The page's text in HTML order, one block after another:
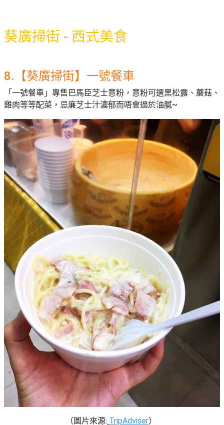
葵廣掃街 - 西式美食
8.【葵廣掃街】一號餐車
「一號餐車」專售巴馬臣芝士意粉，意粉可選黑松露、蘑菇、
雞肉等等配菜，忌廉芝士汁濃郁而唔會過於油膩~
（圖片來源: TripAdviser）